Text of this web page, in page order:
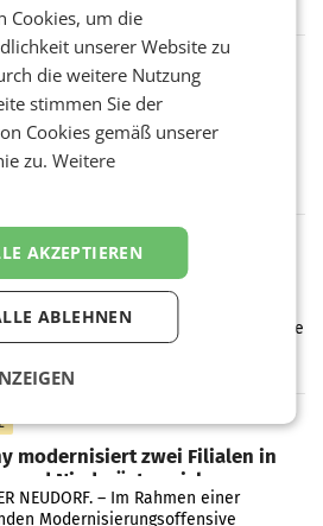
Mio. EUR erwirtschaftet, was
Plus von 3,8 Prozent gegenüber dem
& MEDIA
spart und macht
viel Gewinn
MAILAND/AMSTERDAM. Der
ProSiebenSat.1 hat im
dank Kostensenkungen operativ
deutlich übertroffen.
für Zirkularität: ARA und
informieren am POS über
den gesamten August hinweg rücken die
Recycling Austria AG (ARA) und der
Müller die Initiative
modernisiert zwei Filialen in
und Niederösterreich
NEUDORF. – Im Rahmen einer
Modernisierungsoffensive
Cookies, um die
unserer Website zu
die weitere Nutzung
stimmen Sie der
Cookies gemäß unserer
zu.Weitere
AKZEPTIEREN
ABLEHNEN